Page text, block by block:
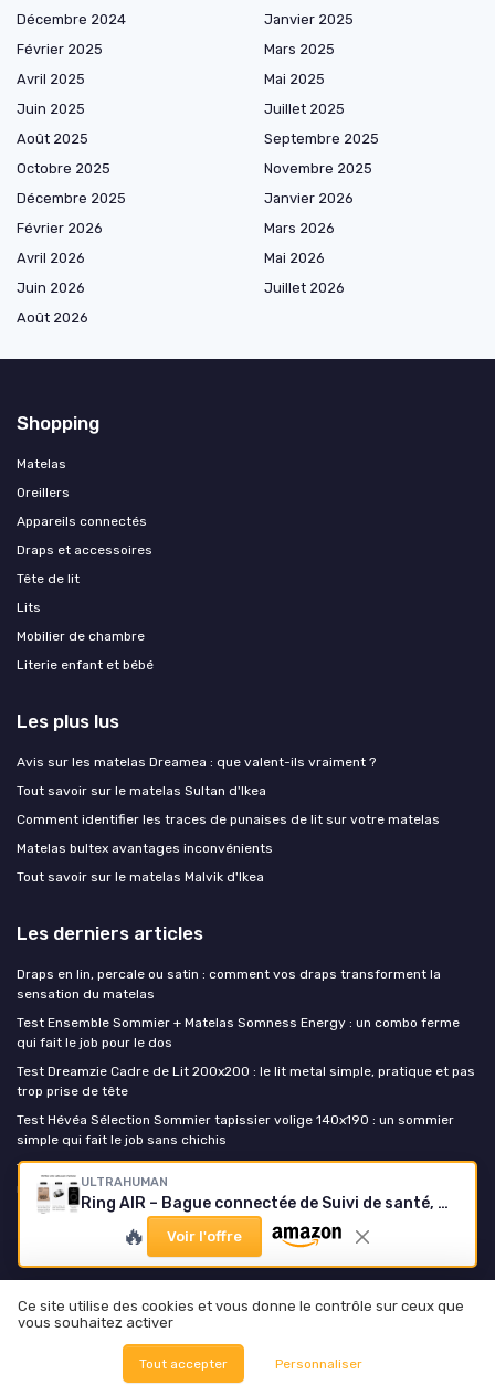
ULTRAHUMAN
Ring AIR – Bague connectée de Suivi de santé, Choisissez d’Abord Votre Taille grâce au kit de Mesure ; Suivi du Sommeil ; Bague Intelligente pour Hommes et Femmes 8 Titane brut
🔥 Voir l'offre
Décembre 2024
Janvier 2025
Février 2025
Mars 2025
Avril 2025
Mai 2025
Juin 2025
Juillet 2025
Août 2025
Septembre 2025
Octobre 2025
Novembre 2025
Décembre 2025
Janvier 2026
Février 2026
Mars 2026
Avril 2026
Mai 2026
Juin 2026
Juillet 2026
Août 2026
Shopping
Matelas
Oreillers
Appareils connectés
Draps et accessoires
Tête de lit
Lits
Mobilier de chambre
Literie enfant et bébé
Les plus lus
Avis sur les matelas Dreamea : que valent-ils vraiment ?
Tout savoir sur le matelas Sultan d'Ikea
Comment identifier les traces de punaises de lit sur votre matelas
Matelas bultex avantages inconvénients
Tout savoir sur le matelas Malvik d'Ikea
Les derniers articles
Draps en lin, percale ou satin : comment vos draps transforment la
sensation du matelas
Test Ensemble Sommier + Matelas Somness Energy : un combo ferme
qui fait le job pour le dos
Test Dreamzie Cadre de Lit 200x200 : le lit metal simple, pratique et pas
trop prise de tête
Test Hévéa Sélection Sommier tapissier volige 140x190 : un sommier
simple qui fait le job sans chichis
Test Surmatelas Emma Original Pro 180x200 : le gros pansement pour
matelas fatigué
Matelas Experience
Rejoindre le club
Comment nous testons
Ce site utilise des cookies et vous donne le contrôle sur ceux que
vous souhaitez activer
Tout accepter Personnaliser